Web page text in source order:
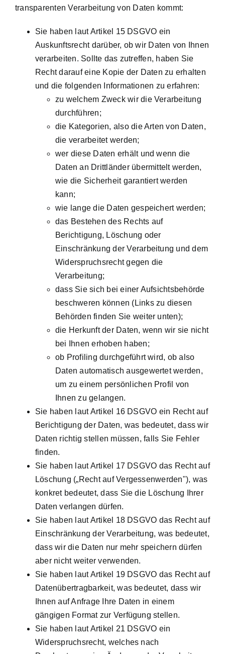
transparenten Verarbeitung von Daten kommt:
Sie haben laut Artikel 15 DSGVO ein
Auskunftsrecht darüber, ob wir Daten von Ihnen
verarbeiten. Sollte das zutreffen, haben Sie
Recht darauf eine Kopie der Daten zu erhalten
und die folgenden Informationen zu erfahren:
zu welchem Zweck wir die Verarbeitung
durchführen;
die Kategorien, also die Arten von Daten,
die verarbeitet werden;
wer diese Daten erhält und wenn die
Daten an Drittländer übermittelt werden,
wie die Sicherheit garantiert werden
kann;
wie lange die Daten gespeichert werden;
das Bestehen des Rechts auf
Berichtigung, Löschung oder
Einschränkung der Verarbeitung und dem
Widerspruchsrecht gegen die
Verarbeitung;
dass Sie sich bei einer Aufsichtsbehörde
beschweren können (Links zu diesen
Behörden finden Sie weiter unten);
die Herkunft der Daten, wenn wir sie nicht
bei Ihnen erhoben haben;
ob Profiling durchgeführt wird, ob also
Daten automatisch ausgewertet werden,
um zu einem persönlichen Profil von
Ihnen zu gelangen.
Sie haben laut Artikel 16 DSGVO ein Recht auf
Berichtigung der Daten, was bedeutet, dass wir
Daten richtig stellen müssen, falls Sie Fehler
finden.
Sie haben laut Artikel 17 DSGVO das Recht auf
Löschung („Recht auf Vergessenwerden"), was
konkret bedeutet, dass Sie die Löschung Ihrer
Daten verlangen dürfen.
Sie haben laut Artikel 18 DSGVO das Recht auf
Einschränkung der Verarbeitung, was bedeutet,
dass wir die Daten nur mehr speichern dürfen
aber nicht weiter verwenden.
Sie haben laut Artikel 19 DSGVO das Recht auf
Datenübertragbarkeit, was bedeutet, dass wir
Ihnen auf Anfrage Ihre Daten in einem
gängigen Format zur Verfügung stellen.
Sie haben laut Artikel 21 DSGVO ein
Widerspruchsrecht, welches nach